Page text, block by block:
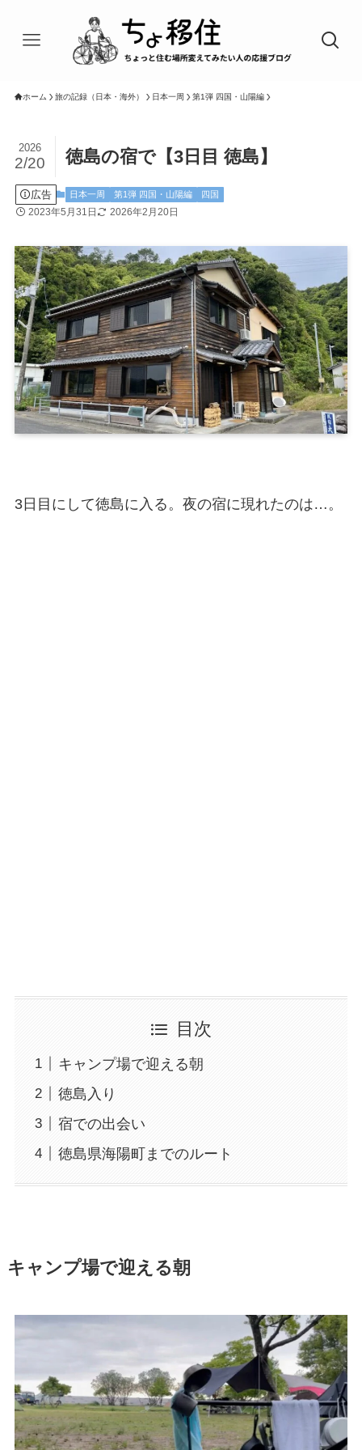
ホーム 旅の記録（日本・海外） 日本一周 第1弾 四国・山陽編
徳島の宿で【3日目 徳島】
2026
2/20
広告 日本一周 第1弾 四国・山陽編 四国
2023年5月31日 2026年2月20日
3日目にして徳島に入る。夜の宿に現れたのは…。
目次
キャンプ場で迎える朝
徳島入り
宿での出会い
徳島県海陽町までのルート
キャンプ場で迎える朝